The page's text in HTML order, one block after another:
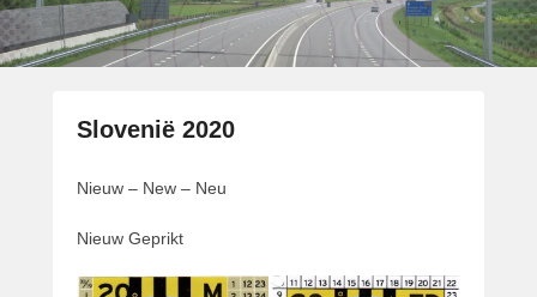
Slovenië 2020
e
l
Nieuw – New – Neu
Nieuw Geprikt